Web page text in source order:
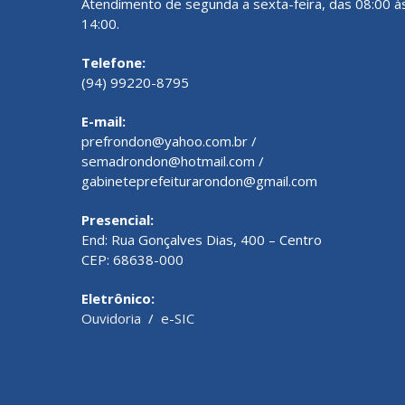
14:00.
Telefone:
(94) 99220-8795
E-mail:
prefrondon@yahoo.com.br /
semadrondon@hotmail.com /
gabineteprefeiturarondon@gmail.com
Presencial:
End: Rua Gonçalves Dias, 400 – Centro
CEP: 68638-000
Eletrônico:
Ouvidoria / e-SIC